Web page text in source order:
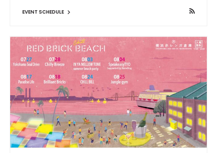
EVENT SCHEDULE